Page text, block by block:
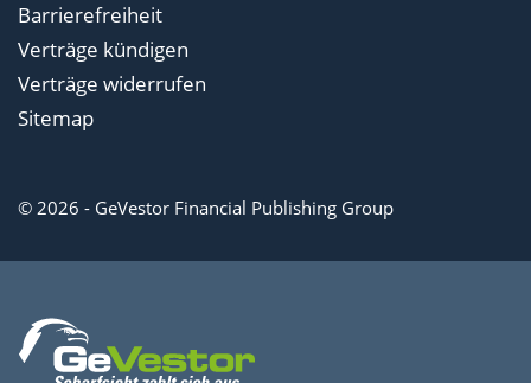
Barrierefreiheit
Verträge kündigen
Verträge widerrufen
Sitemap
© 2026 - GeVestor Financial Publishing Group